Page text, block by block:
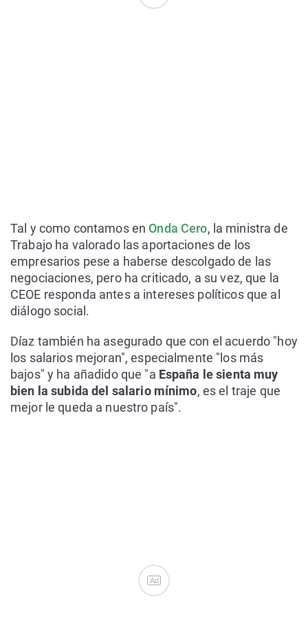
Tal y como contamos en Onda Cero, la ministra de
Trabajo ha valorado las aportaciones de los
empresarios pese a haberse descolgado de las
negociaciones, pero ha criticado, a su vez, que la
CEOE responda antes a intereses políticos que al
diálogo social.
Díaz también ha asegurado que con el acuerdo "hoy
los salarios mejoran", especialmente "los más
bajos" y ha añadido que "a España le sienta muy
bien la subida del salario mínimo, es el traje que
mejor le queda a nuestro país".
Ad